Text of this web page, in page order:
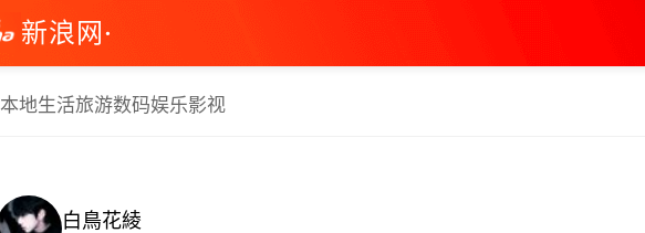
新浪网·
本地生活旅游数码娱乐影视
白鳥花綾